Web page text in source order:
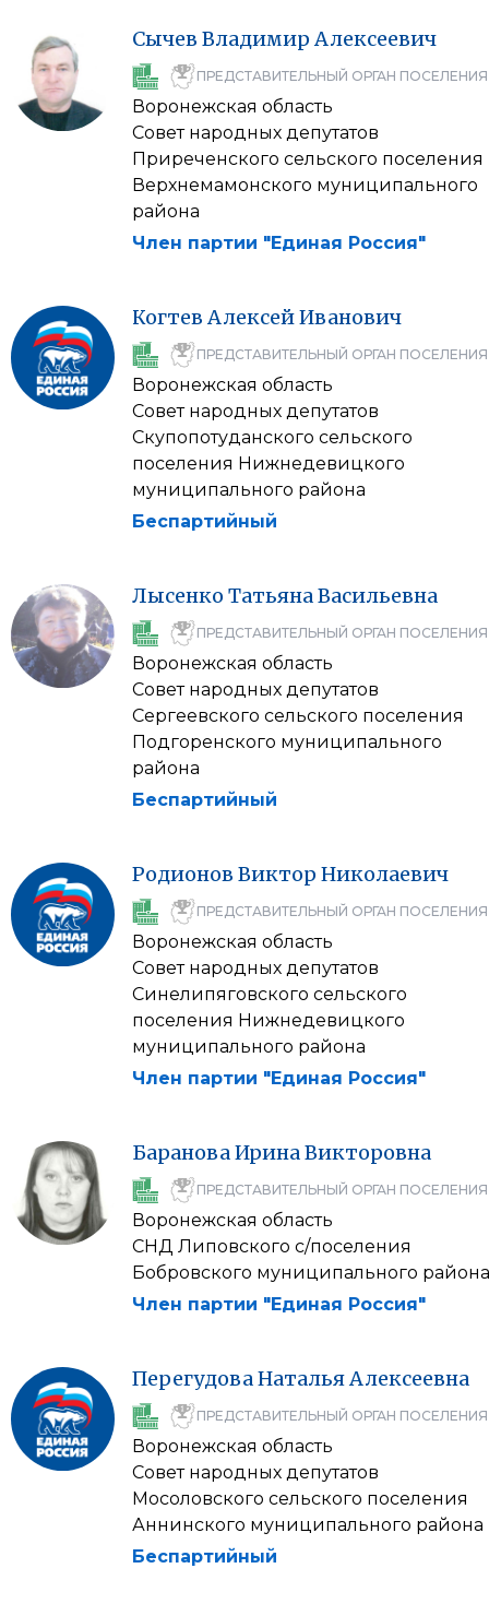
Сычев Владимир Алексеевич
ПРЕДСТАВИТЕЛЬНЫЙ ОРГАН ПОСЕЛЕНИЯ
Воронежская область
Совет народных депутатов
Приреченского сельского поселения
Верхнемамонского муниципального
района
Член партии "Единая Россия"
Когтев АлексейИванович
ПРЕДСТАВИТЕЛЬНЫЙ ОРГАН ПОСЕЛЕНИЯ
Воронежская область
Совет народных депутатов
Скупопотуданского сельского
поселения Нижнедевицкого
муниципального района
Беспартийный
Лысенко ТатьянаВасильевна
ПРЕДСТАВИТЕЛЬНЫЙ ОРГАН ПОСЕЛЕНИЯ
Воронежская область
Совет народных депутатов
Сергеевского сельского поселения
Подгоренского муниципального
района
Беспартийный
Родионов Виктор Николаевич
ПРЕДСТАВИТЕЛЬНЫЙ ОРГАН ПОСЕЛЕНИЯ
Воронежская область
Совет народных депутатов
Синелипяговского сельского
поселения Нижнедевицкого
муниципального района
Член партии "Единая Россия"
БарановаИринаВикторовна
ПРЕДСТАВИТЕЛЬНЫЙ ОРГАН ПОСЕЛЕНИЯ
Воронежская область
СНД Липовского с/поселения
Бобровского муниципального района
Член партии "Единая Россия"
ПерегудоваНатальяАлексеевна
ПРЕДСТАВИТЕЛЬНЫЙ ОРГАН ПОСЕЛЕНИЯ
Воронежская область
Совет народных депутатов
Мосоловского сельского поселения
Аннинского муниципального района
Беспартийный